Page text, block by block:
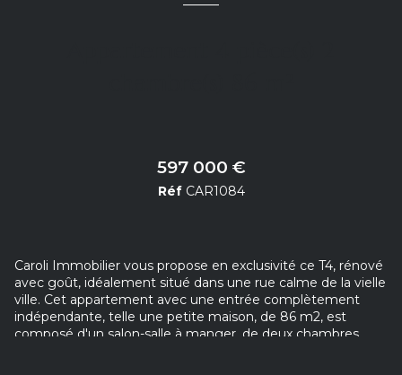
597 000 €
Réf CAR1084
Caroli Immobilier vous propose en exclusivité ce T4, rénové
avec goût, idéalement situé dans une rue calme de la vielle
ville. Cet appartement avec une entrée complètement
indépendante, telle une petite maison, de 86 m2, est
composé d'un salon-salle à manger, de deux chambres,